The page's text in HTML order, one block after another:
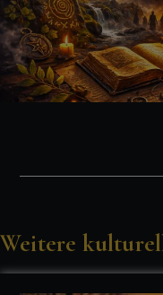
Weitere